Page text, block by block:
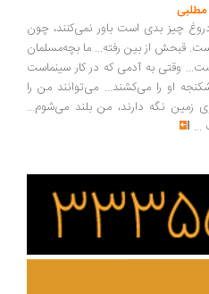
بدی است باور نمی‌کنند، چون
از بین رفته... ما بچه‌مسلمان
به آدمی که در کار سینماست
را می‌کشند... می‌توانند من را
نگه دارند، من بلند می‌شوم...